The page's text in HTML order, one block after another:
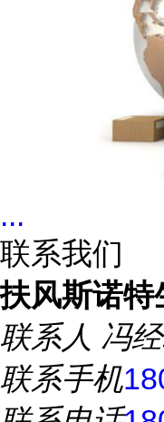
...
联系我们
扶风斯诺特
联系人 冯
联系手机